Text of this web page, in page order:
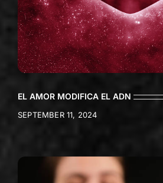
EL AMOR MODIFICA EL ADN
SEPTEMBER 11, 2024